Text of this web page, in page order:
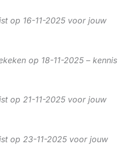
op 16-11-2025 voor jouw
op 18-11-2025 – kennis
op 21-11-2025 voor jouw
op 23-11-2025 voor jouw